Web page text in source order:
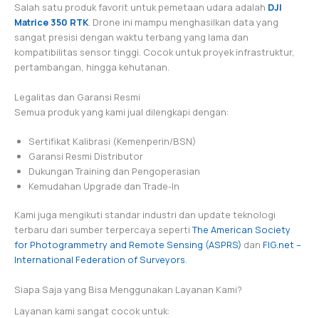
Salah satu produk favorit untuk pemetaan udara adalah DJI
Matrice 350 RTK. Drone ini mampu menghasilkan data yang
sangat presisi dengan waktu terbang yang lama dan
kompatibilitas sensor tinggi. Cocok untuk proyek infrastruktur,
pertambangan, hingga kehutanan.
Legalitas dan Garansi Resmi
Semua produk yang kami jual dilengkapi dengan:
Sertifikat Kalibrasi (Kemenperin/BSN)
Garansi Resmi Distributor
Dukungan Training dan Pengoperasian
Kemudahan Upgrade dan Trade-In
Kami juga mengikuti standar industri dan update teknologi
terbaru dari sumber terpercaya sepertiThe American Society
for Photogrammetry and Remote Sensing (ASPRS) dan FIG.net –
International Federation of Surveyors.
Siapa Saja yang Bisa Menggunakan Layanan Kami?
Layanan kami sangat cocok untuk: